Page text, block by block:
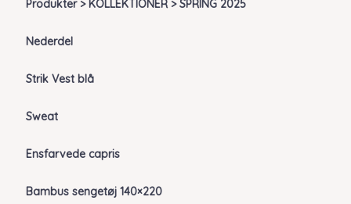
Produkter > KOLLEKTIONER > SPRING 2025
Nederdel
Strik Vest blå
Sweat
Ensfarvede capris
Bambus sengetøj 140×220